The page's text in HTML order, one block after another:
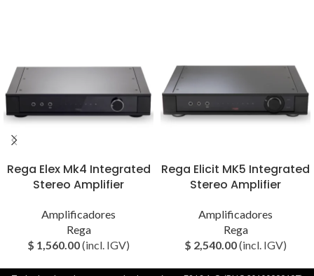
Rega Elex Mk4 Integrated
Stereo Amplifier
Amplificadores
Rega
$ 1,560.00(incl. IGV)
Rega Elicit MK5 Integrated
Stereo Amplifier
Amplificadores
Rega
$ 2,540.00(incl. IGV)